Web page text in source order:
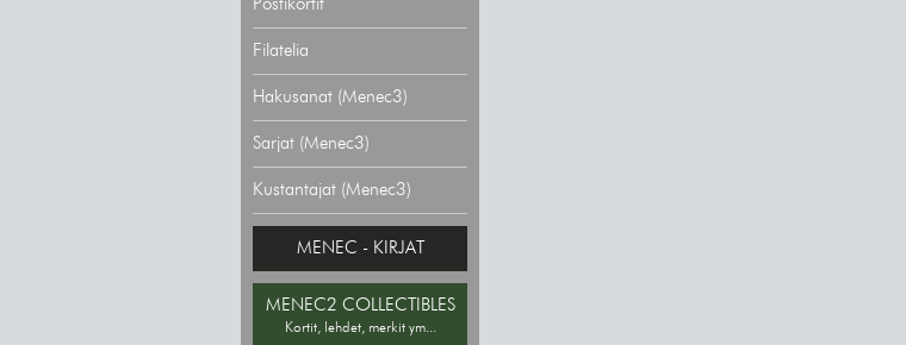
Postikortit
Filatelia
Hakusanat (Menec3)
Sarjat (Menec3)
Kustantajat (Menec3)
MENEC - KIRJAT
MENEC2 COLLECTIBLES
Kortit, lehdet, merkit ym...